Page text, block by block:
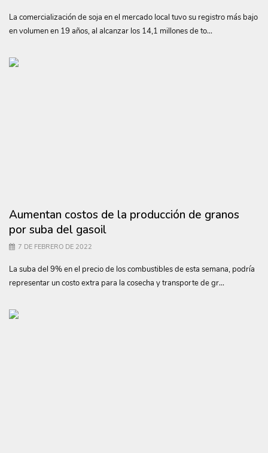
La comercialización de soja en el mercado local tuvo su registro más bajo
en volumen en 19 años, al alcanzar los 14,1 millones de to...
Aumentan costos de la producción de granos
por suba del gasoil
7 DE FEBRERO DE 2022
La suba del 9% en el precio de los combustibles de esta semana, podría
representar un costo extra para la cosecha y transporte de gr...